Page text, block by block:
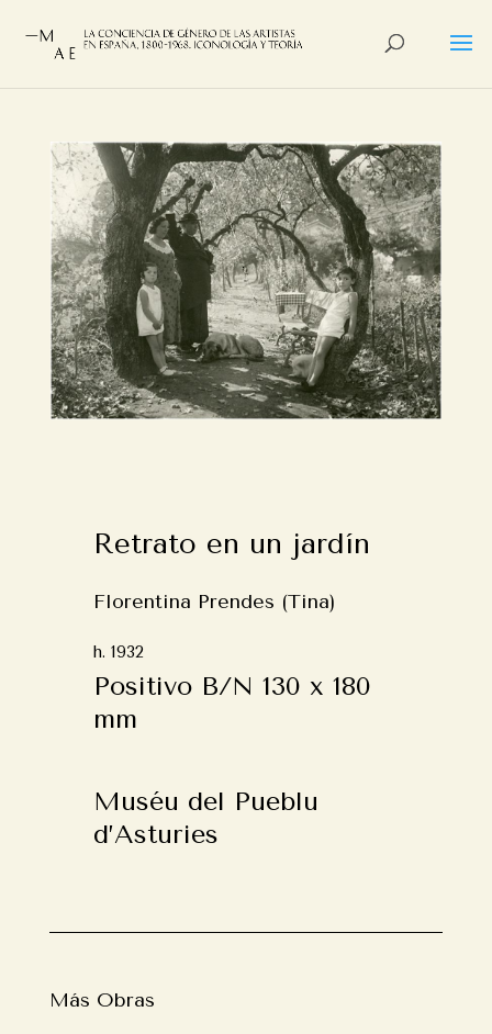
Retrato en un jardín
Florentina Prendes (Tina)
h. 1932
Positivo B/N 130 x 180
mm
Muséu del Pueblu
d’Asturies
Más Obras